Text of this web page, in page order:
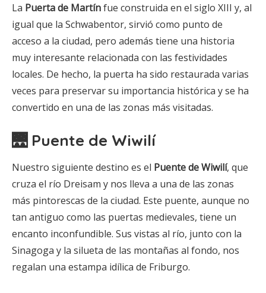
La Puerta de Martínfue construida en el siglo XIII y, al
igual que la Schwabentor, sirvió como punto de
acceso a la ciudad, pero además tiene una historia
muy interesante relacionada con las festividades
locales. De hecho, la puerta ha sido restaurada varias
veces para preservar su importancia histórica y se ha
convertido en una de las zonas más visitadas.
🌉 Puente de Wiwilí
Nuestro siguiente destino es el Puente de Wiwilí, que
cruza el río Dreisam y nos lleva a una de las zonas
más pintorescas de la ciudad. Este puente, aunque no
tan antiguo como las puertas medievales, tiene un
encanto inconfundible. Sus vistas al río, junto con la
Sinagoga y la silueta de las montañas al fondo, nos
regalan una estampa idílica de Friburgo.